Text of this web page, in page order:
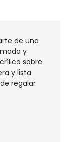
de una
y
sobre
y lista
regalar